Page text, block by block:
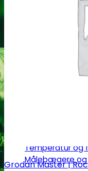
Secret Jardine
Tilbehør til
Temperatur og
Målebægere og
Grodan Master |